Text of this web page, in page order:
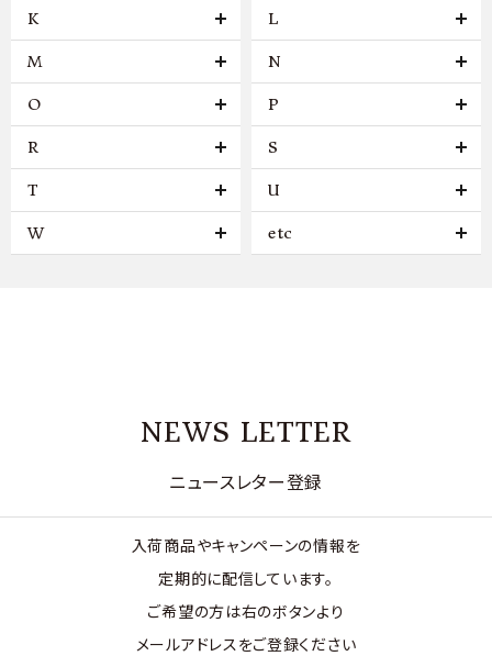
K L
M N
O P
R S
T U
W etc
NEWS LETTER
ニュースレター登録
入荷商品やキャンペーンの情報を
定期的に配信しています。
ご希望の方は右のボタンより
メールアドレスをご登録ください